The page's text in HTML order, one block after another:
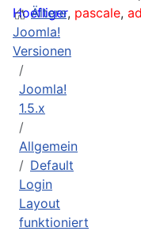
Hoefliger, pascale,
Ältere
Joomla!
Versionen
Joomla!
1.5.x
Allgemein
Default
Login
Layout
funktioniert